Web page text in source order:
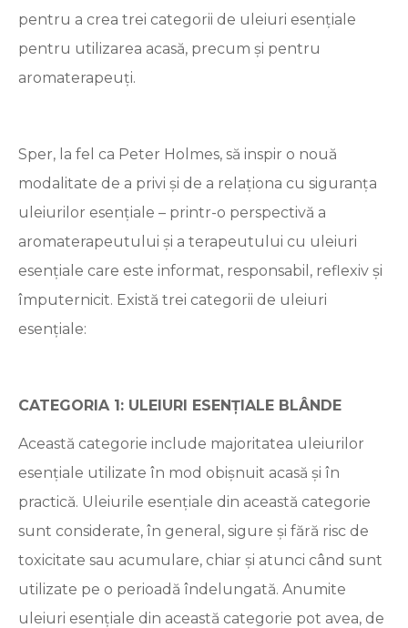
pentru a crea trei categorii de uleiuri esențiale
pentru utilizarea acasă, precum și pentru
aromaterapeuți.
Sper, la fel ca Peter Holmes, să inspir o nouă
modalitate de a privi și de a relaționa cu siguranța
uleiurilor esențiale – printr-o perspectivă a
aromaterapeutului și a terapeutului cu uleiuri
esențiale care este informat, responsabil, reflexiv și
împuternicit. Există trei categorii de uleiuri
esențiale:
CATEGORIA 1: ULEIURI ESENȚIALE BLÂNDE
Această categorie include majoritatea uleiurilor
esențiale utilizate în mod obișnuit acasă și în
practică. Uleiurile esențiale din această categorie
sunt considerate, în general, sigure și fără risc de
toxicitate sau acumulare, chiar și atunci când sunt
utilizate pe o perioadă îndelungată. Anumite
uleiuri esențiale din această categorie pot avea, de